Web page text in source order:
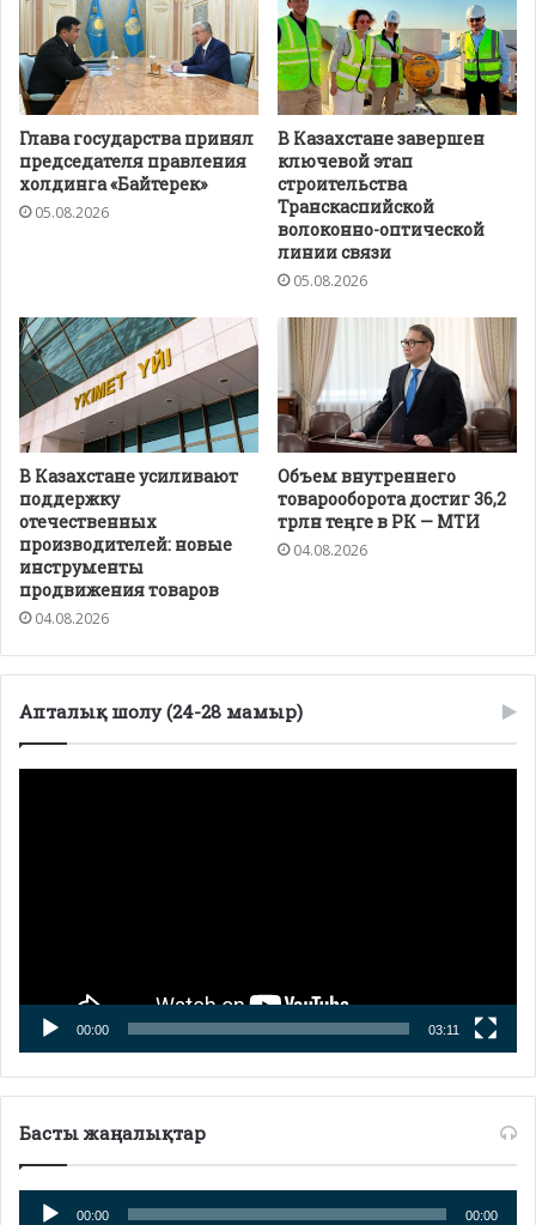
Глава государства принял
председателя правления
холдинга «Байтерек»
05.08.2026
В Казахстане завершен
ключевой этап
строительства
Транскаспийской
волоконно-оптической
линии связи
05.08.2026
В Казахстане усиливают
поддержку
отечественных
производителей: новые
инструменты
продвижения товаров
04.08.2026
Объем внутреннего
товарооборота достиг 36,2
трлн теңге в РК — МТИ
04.08.2026
Апталық шолу (24-28 мамыр)
00:00 03:11
Басты жаңалықтар
Аудиоплеер
00:00 00:00